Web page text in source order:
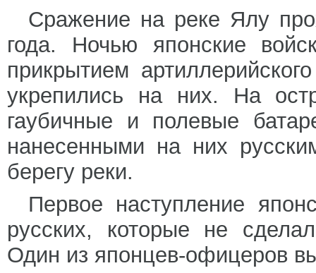
Сражение на реке Ялу
года. Ночью японские
прикрытием
укрепились на них. На
гаубичные и полевые
нанесенными на них
берегу реки.
Первое наступление
русских, которые не
Один из японцев-офицеров